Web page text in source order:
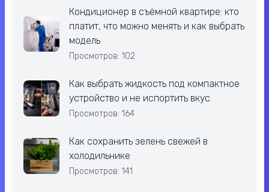
Кондиционер в съёмной квартире: кто
платит, что можно менять и как выбрать
модель
Просмотров: 102
Как выбрать жидкость под компактное
устройство и не испортить вкус
Просмотров: 164
Как сохранить зелень свежей в
холодильнике
Просмотров: 141